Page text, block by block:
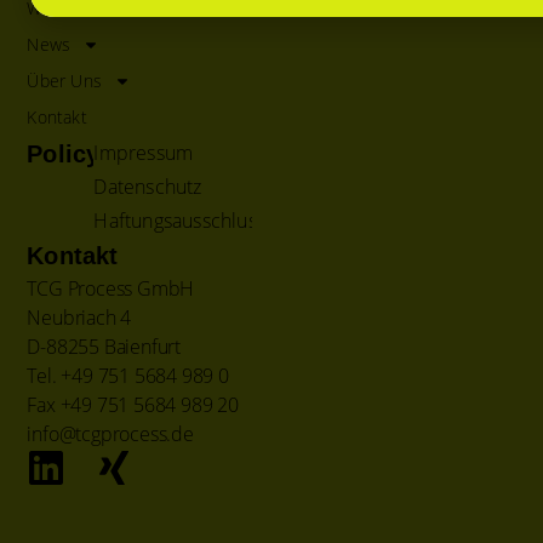
Wissen
News
Über Uns
Kontakt
Policy Impressum
Datenschutz
Haftungsausschluss
Kontakt
TCG Process GmbH
Neubriach 4
D-88255 Baienfurt
Tel. +49 751 5684 989 0
Fax +49 751 5684 989 20
info@tcgprocess.de